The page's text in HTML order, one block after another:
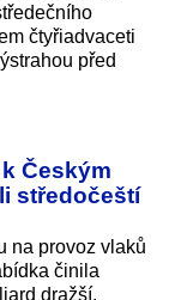
čtyřiadvaceti
před
Českým
středočeští
na provoz vlaků
činila
dražší.